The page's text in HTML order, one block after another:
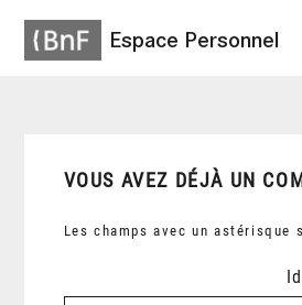
Espace Personnel
VOUS AVEZ DÉJÀ UN
Les champs avec un astérisque